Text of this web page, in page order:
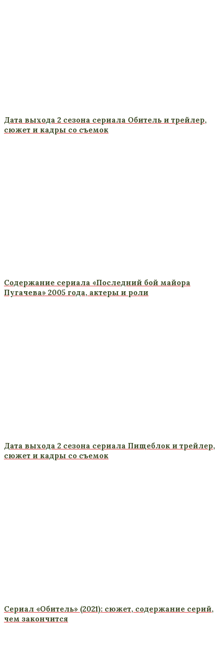
Дата выхода 2 сезона сериала Обитель и трейлер,
сюжет и кадры со съемок
Содержание сериала «Последний бой майора
Пугачева» 2005 года, актеры и роли
Дата выхода 2 сезона сериала Пищеблок и трейлер,
сюжет и кадры со съемок
Сериал «Обитель» (2021): сюжет, содержание серий,
чем закончится